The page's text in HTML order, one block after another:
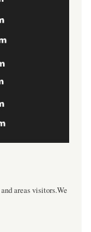
areas visitors.We